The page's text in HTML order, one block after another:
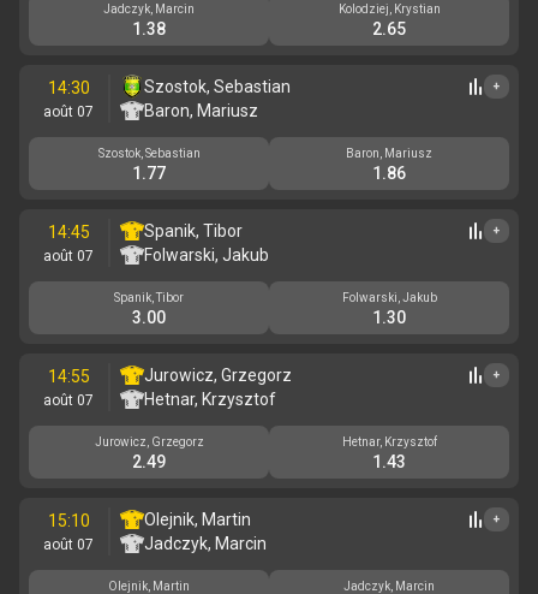
Jadczyk, Marcin
1.38
Kolodziej, Krystian
2.65
14:30
août 07
Szostok, Sebastian
Baron, Mariusz
+
Szostok, Sebastian
1.77
Baron, Mariusz
1.86
14:45
août 07
Spanik, Tibor
Folwarski, Jakub
+
Spanik, Tibor
3.00
Folwarski, Jakub
1.30
14:55
août 07
Jurowicz, Grzegorz
Hetnar, Krzysztof
+
Jurowicz, Grzegorz
2.49
Hetnar, Krzysztof
1.43
15:10
août 07
Olejnik, Martin
Jadczyk, Marcin
+
Olejnik, Martin Jadczyk, Marcin